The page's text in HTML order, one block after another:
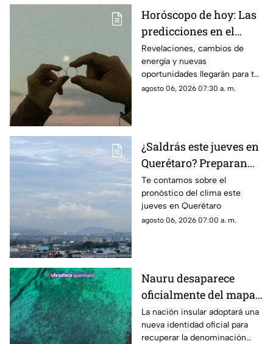
Horóscopo de hoy: Las
predicciones en el
amor, dinero y salud
para cada signo
Revelaciones, cambios de
energía y nuevas
oportunidades llegarán para tu
signo en el horóscopo de este
agosto 06, 2026 07:30 a. m.
¿Saldrás este jueves en
Querétaro? Preparan
paraguas: se prevén
lluvias de hasta 55% y
contraste térmico
Te contamos sobre el
pronóstico del clima este
jueves en Querétaro
agosto 06, 2026 07:00 a. m.
Nauru desaparece
oficialmente del mapa:
el pequeño país cambia
de nombre
La nación insular adoptará una
nueva identidad oficial para
recuperar la denominación